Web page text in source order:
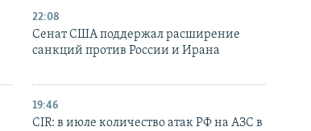
22:08
Сенат США поддержал расширение
санкций против России и Ирана
19:46
CIR: в июле количество атак РФ на АЗС в